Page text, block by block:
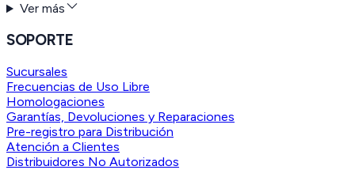
Ver más
SOPORTE
Sucursales
Frecuencias de Uso Libre
Homologaciones
Garantías, Devoluciones y Reparaciones
Pre-registro para Distribución
Atención a Clientes
Distribuidores No Autorizados